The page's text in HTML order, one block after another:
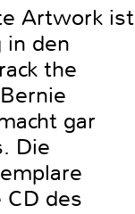
Artwork ist
in den
the
gar
Die
CD des